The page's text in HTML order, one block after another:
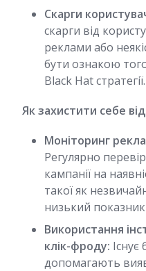
Скарги
скарги від
реклами або
бути ознакою
Black Hat стратегії.
Як захистити себе
Моніторинг
Регулярно
кампанії на
такої як
низький показник
Використання
клік-фроду: Існує
допомагають